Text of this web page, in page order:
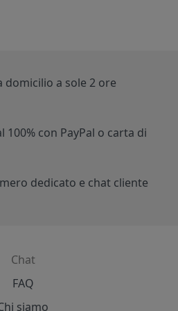
domicilio a sole 2 ore
100% con PayPal o carta di
dedicato e chat cliente
Chat
FAQ
siamo